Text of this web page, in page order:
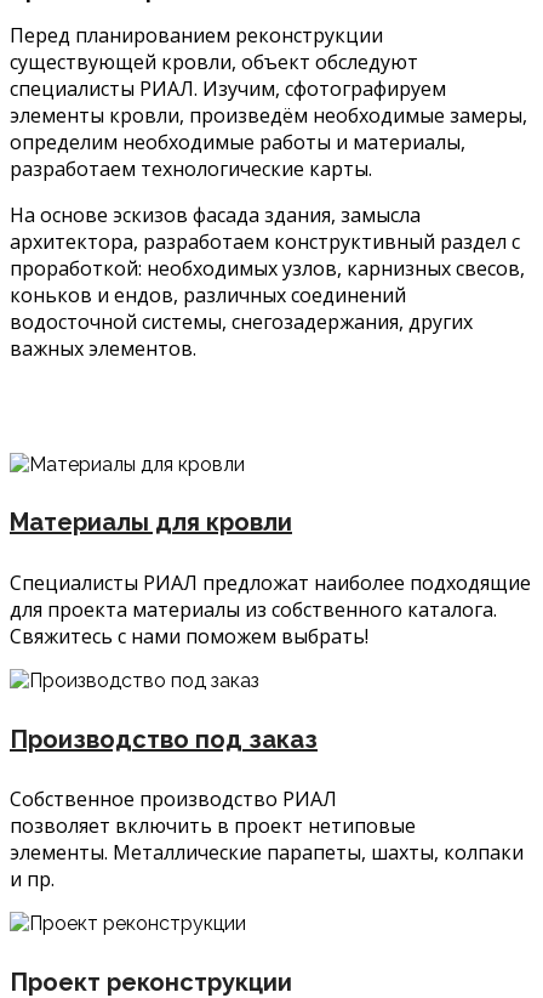
Перед планированием реконструкции
существующей кровли, объект обследуют
специалисты РИАЛ. Изучим, сфотографируем
элементы кровли, произведём необходимые замеры,
определим необходимые работы и материалы,
разработаем технологические карты.
На основе эскизов фасада здания, замысла
архитектора, разработаем конструктивный раздел с
проработкой: необходимых узлов, карнизных свесов,
коньков и ендов, различных соединений
водосточной системы, снегозадержания, других
важных элементов.
Материалы для кровли
Специалисты РИАЛ предложат наиболее подходящие
для проекта материалы из собственного каталога.
Свяжитесь с нами поможем выбрать!
Производство под заказ
Собственное производство РИАЛ
позволяет включить в проект нетиповые
элементы. Металлические парапеты, шахты, колпаки
и пр.
Проект реконструкции